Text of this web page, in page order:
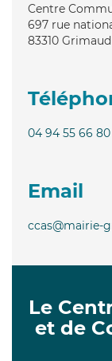
Centre
697 rue
83310 Grimaud
04 94 55 66 80
Email
ccas@mairie-
Le
et de